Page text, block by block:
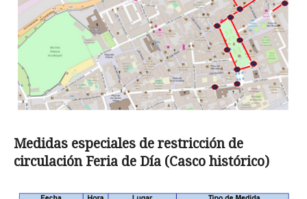
Medidas especiales de restricción de
circulación Feria de Día (Casco histórico)